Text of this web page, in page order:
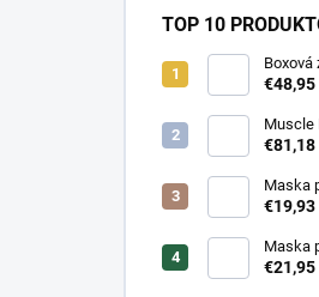
TOP 10
Boxová
modrá/
€48,95
Muscle
Equine
€81,18
Maska
€19,93
Maska
€21,95